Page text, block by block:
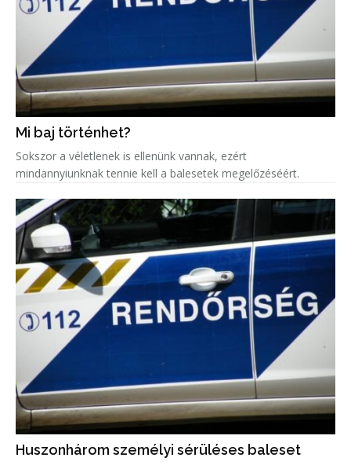
Mi baj történhet?
Sokszor a véletlenek is ellenünk vannak, ezért
mindannyiunknak tennie kell a balesetek megelőzéséért.
Huszonhárom személyi sérüléses baleset